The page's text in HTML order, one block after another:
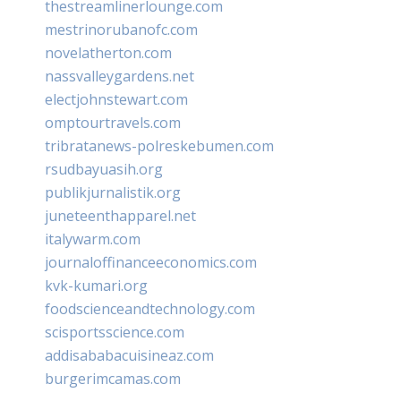
thestreamlinerlounge.com
mestrinorubanofc.com
novelatherton.com
nassvalleygardens.net
electjohnstewart.com
omptourtravels.com
tribratanews-polreskebumen.com
rsudbayuasih.org
publikjurnalistik.org
juneteenthapparel.net
italywarm.com
journaloffinanceeconomics.com
kvk-kumari.org
foodscienceandtechnology.com
scisportsscience.com
addisababacuisineaz.com
burgerimcamas.com